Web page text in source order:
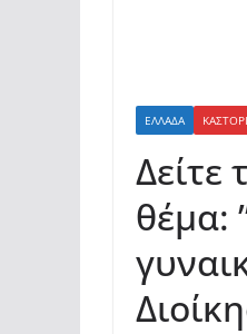
ΕΛΛΆΔΑ
Δείτε
θέμα: